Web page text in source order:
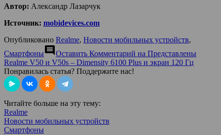
Автор: Александр Лазарчук
Источник: mobidevices.com
Опубликовано Realme, Новости мобильных устройств,
Смартфоныcomment Оставить Комментарий на Представлены
Realme V50 и V50s – Dimensity 6100 Plus и экран 120 Гц
Понравилась статья? Поддержите нас!
Читайте больше на эту тему:
Realme
Новости мобильных устройств
Смартфоны